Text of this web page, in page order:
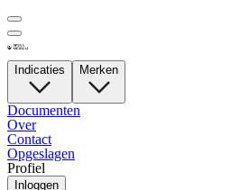
Indicaties Merken
Documenten
Over
Contact
Opgeslagen
Profiel
Inloggen